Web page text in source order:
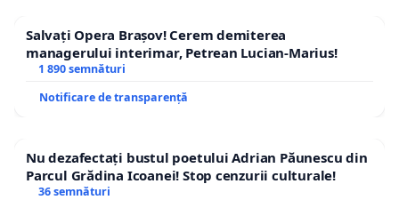
Salvați Opera Brașov! Cerem demiterea
managerului interimar, Petrean Lucian-Marius!
1 890 semnături
Notificare de transparență
Nu dezafectați bustul poetului Adrian Păunescu din
Parcul Grădina Icoanei! Stop cenzurii culturale!
36 semnături